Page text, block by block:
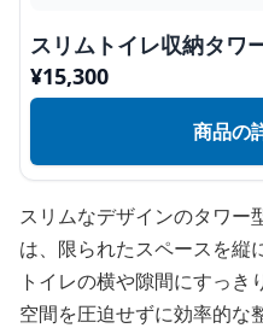
スリムトイレ収納タワ
¥15,300
商品の
スリムなデザインのタワー
は、限られたスペースを縦
トイレの横や隙間にすっ
空間を圧迫せずに効率的な